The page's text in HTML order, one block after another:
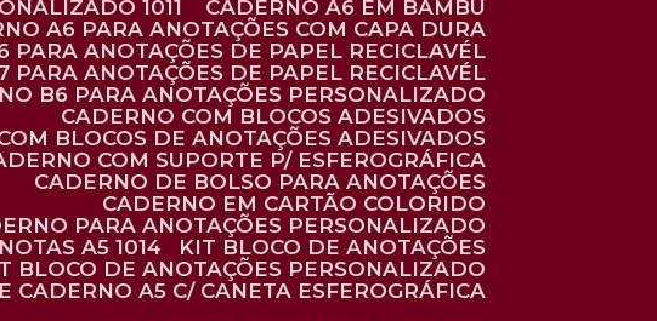
1011
CADERNO A6 EM BAMBU
A6 PARA ANOTAÇÕES COM CAPA DURA
PARA ANOTAÇÕES DE PAPEL RECICLAVÉL
PARA ANOTAÇÕES DE PAPEL RECICLAVÉL
B6 PARA ANOTAÇÕES PERSONALIZADO
CADERNO COM BLOCOS ADESIVADOS
BLOCOS DE ANOTAÇÕES ADESIVADOS
COM SUPORTE P/ ESFEROGRÁFICA
CADERNO DE BOLSO PARA ANOTAÇÕES
CADERNO EM CARTÃO COLORIDO
PARA ANOTAÇÕES PERSONALIZADO
A5 1014
KIT BLOCO DE ANOTAÇÕES
BLOCO DE ANOTAÇÕES PERSONALIZADO
CADERNO A5 C/ CANETA ESFEROGRÁFICA